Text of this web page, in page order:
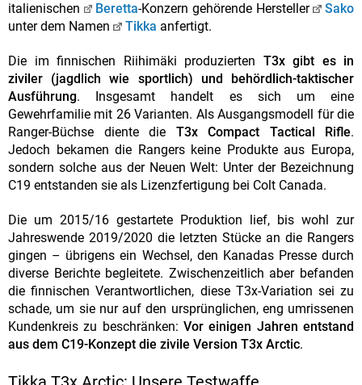
italienischen
Beretta-Konzern gehörende Hersteller
Sako
unter dem Namen
Tikka anfertigt.
Die im finnischen Riihimäki produzierten T3x gibt es in
ziviler (jagdlich wie sportlich) und behördlich-taktischer
Ausführung. Insgesamt handelt es sich um eine
Gewehrfamilie mit 26 Varianten. Als Ausgangsmodell für die
Ranger-Büchse diente die T3x Compact Tactical Rifle.
Jedoch bekamen die Rangers keine Produkte aus Europa,
sondern solche aus der Neuen Welt: Unter der Bezeichnung
C19 entstanden sie als Lizenzfertigung bei Colt Canada.
Die um 2015/16 gestartete Produktion lief, bis wohl zur
Jahreswende 2019/2020 die letzten Stücke an die Rangers
gingen – übrigens ein Wechsel, den Kanadas Presse durch
diverse Berichte begleitete. Zwischenzeitlich aber befanden
die finnischen Verantwortlichen, diese T3x-Variation sei zu
schade, um sie nur auf den ursprünglichen, eng umrissenen
Kundenkreis zu beschränken: Vor einigen Jahren entstand
aus dem C19-Konzept die zivile Version T3x Arctic.